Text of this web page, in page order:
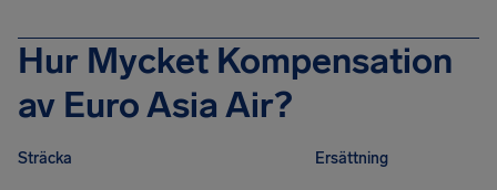
Hur Mycket Kompensation
av Euro Asia Air?
Sträcka Ersättning